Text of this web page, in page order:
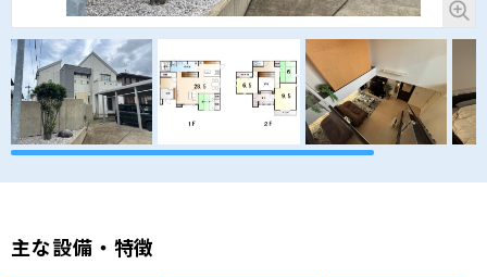
主な設備・特徴